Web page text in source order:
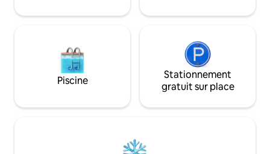
essayé sur Airbnb.
Piscine
Stationnement
gratuit sur place